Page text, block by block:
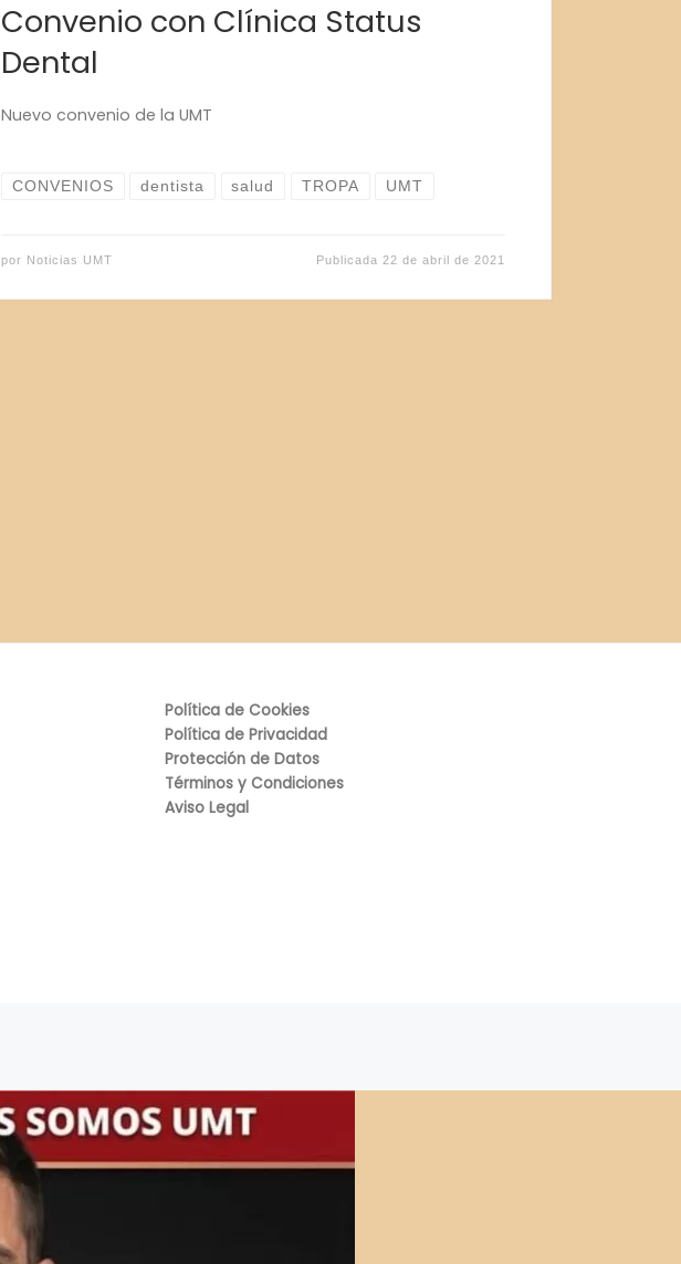
Convenio con Clínica Status
Dental
Nuevo convenio de la UMT
CONVENIOS dentista salud TROPA UMT
por Noticias UMT Publicada 22 de abril de 2021
Política de Cookies
Política de Privacidad
Protección de Datos
Términos y Condiciones
Aviso Legal